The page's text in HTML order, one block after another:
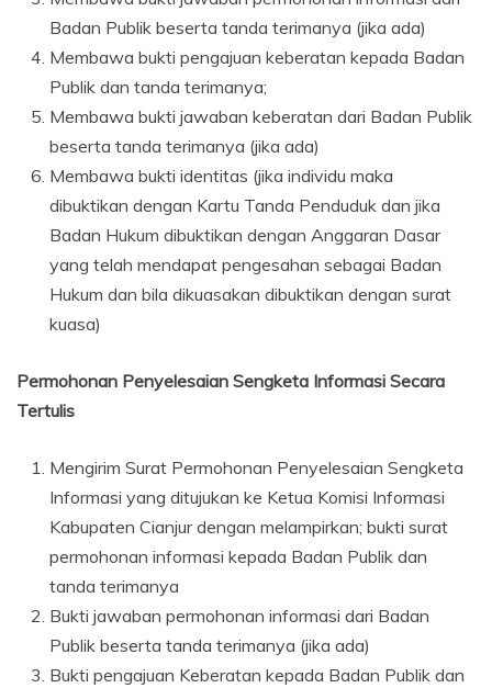
Badan Publik beserta tanda terimanya (jika ada)
Membawa bukti pengajuan keberatan kepada Badan
Publik dan tanda terimanya;
Membawa bukti jawaban keberatan dari Badan Publik
beserta tanda terimanya (jika ada)
Membawa bukti identitas (jika individu maka
dibuktikan dengan Kartu Tanda Penduduk dan jika
Badan Hukum dibuktikan dengan Anggaran Dasar
yang telah mendapat pengesahan sebagai Badan
Hukum dan bila dikuasakan dibuktikan dengan surat
kuasa)
Permohonan Penyelesaian Sengketa Informasi Secara
Tertulis
Mengirim Surat Permohonan Penyelesaian Sengketa
Informasi yang ditujukan ke Ketua Komisi Informasi
Kabupaten Cianjur dengan melampirkan; bukti surat
permohonan informasi kepada Badan Publik dan
tanda terimanya
Bukti jawaban permohonan informasi dari Badan
Publik beserta tanda terimanya (jika ada)
Bukti pengajuan Keberatan kepada Badan Publik dan